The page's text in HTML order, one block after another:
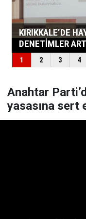
Anahtar
yasasına sert